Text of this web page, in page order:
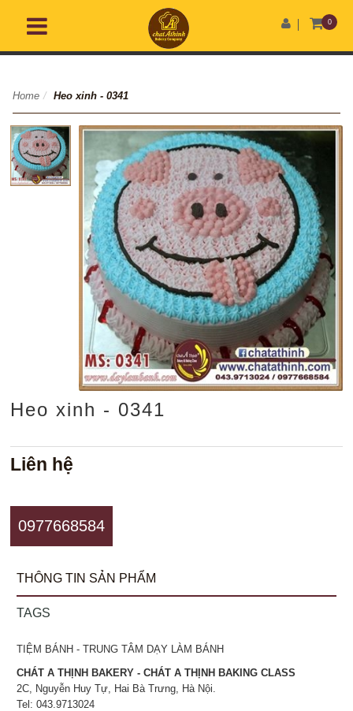
0
Home / Heo xinh - 0341
Heo xinh - 0341
Liên hệ
0977668584
THÔNG TIN SẢN PHẨM
TAGS
TIỆM BÁNH - TRUNG TÂM DẠY LÀM BÁNH
CHÁT A THỊNH BAKERY - CHÁT A THỊNH BAKING CLASS
2C, Nguyễn Huy Tự, Hai Bà Trưng, Hà Nội.
Tel: 043.9713024